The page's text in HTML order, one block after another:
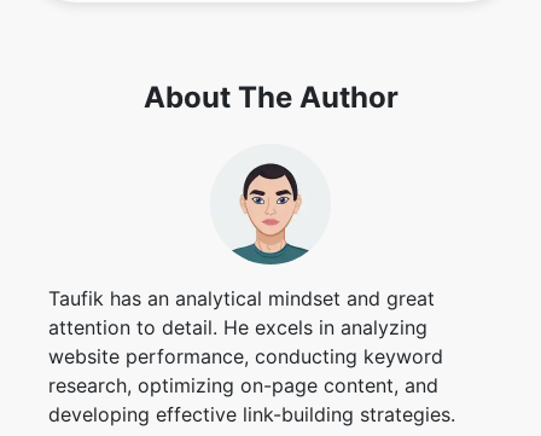
About The Author
Taufik has an analytical mindset and great
attention to detail. He excels in analyzing
website performance, conducting keyword
research, optimizing on-page content, and
developing effective link-building strategies.